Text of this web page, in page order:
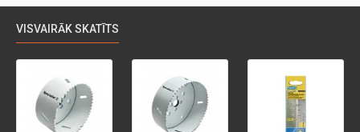
VISVAIRĀK SKATĪTS